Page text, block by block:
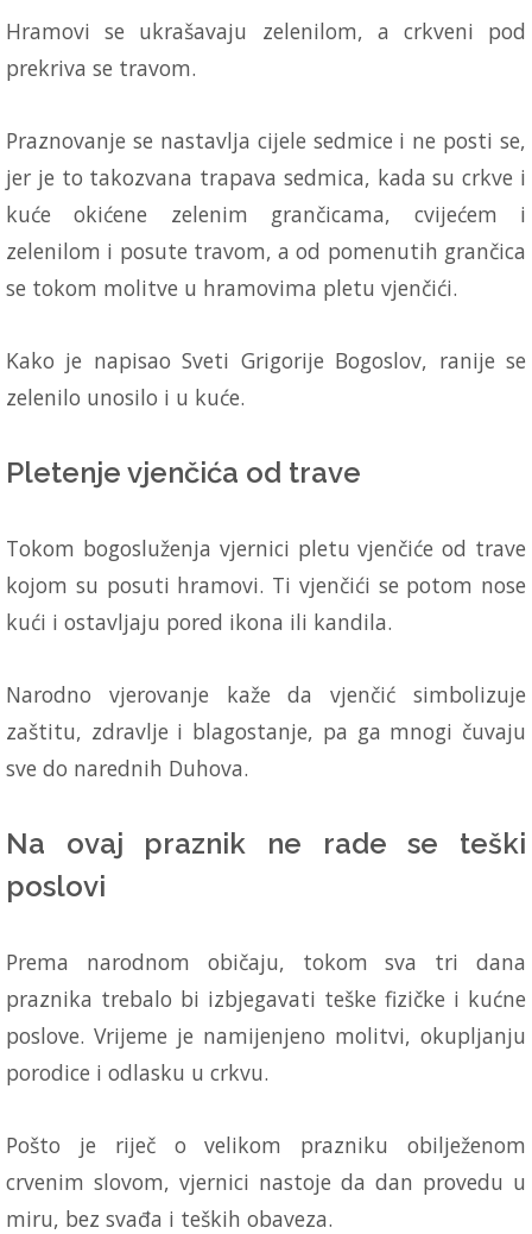
Hramovi se ukrašavaju zelenilom, a crkveni pod
prekriva se travom.
Praznovanje se nastavlja cijele sedmice i ne posti se,
jer je to takozvana trapava sedmica, kada su crkve i
kuće okićene zelenim grančicama, cvijećem i
zelenilom i posute travom, a od pomenutih grančica
se tokom molitve u hramovima pletu vjenčići.
Kako je napisao Sveti Grigorije Bogoslov, ranije se
zelenilo unosilo i u kuće.
Pletenje vjenčića od trave
Tokom bogosluženja vjernici pletu vjenčiće od trave
kojom su posuti hramovi. Ti vjenčići se potom nose
kući i ostavljaju pored ikona ili kandila.
Narodno vjerovanje kaže da vjenčić simbolizuje
zaštitu, zdravlje i blagostanje, pa ga mnogi čuvaju
sve do narednih Duhova.
Na ovaj praznik ne rade se teški
poslovi
Prema narodnom običaju, tokom sva tri dana
praznika trebalo bi izbjegavati teške fizičke i kućne
poslove. Vrijeme je namijenjeno molitvi, okupljanju
porodice i odlasku u crkvu.
Pošto je riječ o velikom prazniku obilježenom
crvenim slovom, vjernici nastoje da dan provedu u
miru, bez svađa i teških obaveza.